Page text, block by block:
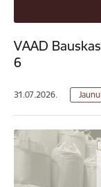
VAAD
6
31.07.2026.